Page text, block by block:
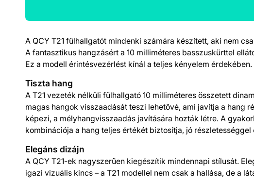
Termék részletek
A QCY T21 fülhallgatót mindenki számára készített, aki nem
A fantasztikus hangzásért a 10 milliméteres basszuskürttel
Ez a modell érintésvezérlést kínál a teljes kényelem érdekében.
Tiszta hang
A T21 vezeték nélküli fülhallgató 10 milliméteres összetett
magas hangok visszaadását teszi lehetővé, ami javítja a hang
képezi, a mélyhangvisszaadás javítására hozták létre. A
kombinációja a hang teljes értékét biztosítja, jó
Elegáns dizájn
A QCY T21-ek nagyszerűen kiegészítik mindennapi stílusát.
igazi vizuális kincs – a T21 modellel nem csak a hallása, de a